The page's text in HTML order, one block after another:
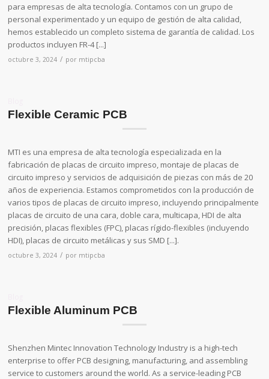
para empresas de alta tecnología. Contamos con un grupo de
personal experimentado y un equipo de gestión de alta calidad,
hemos establecido un completo sistema de garantía de calidad. Los
productos incluyen FR-4 [...]
octubre 3, 2024 / por mtipcba
Flexible Ceramic PCB
MTI es una empresa de alta tecnología especializada en la
fabricación de placas de circuito impreso, montaje de placas de
circuito impreso y servicios de adquisición de piezas con más de 20
años de experiencia. Estamos comprometidos con la producción de
varios tipos de placas de circuito impreso, incluyendo principalmente
placas de circuito de una cara, doble cara, multicapa, HDI de alta
precisión, placas flexibles (FPC), placas rígido-flexibles (incluyendo
HDI), placas de circuito metálicas y sus SMD [...].
octubre 3, 2024 / por mtipcba
Flexible Aluminum PCB
Shenzhen Mintec Innovation Technology Industry is a high-tech
enterprise to offer PCB designing, manufacturing, and assembling
service to customers around the world. As a service-leading PCB